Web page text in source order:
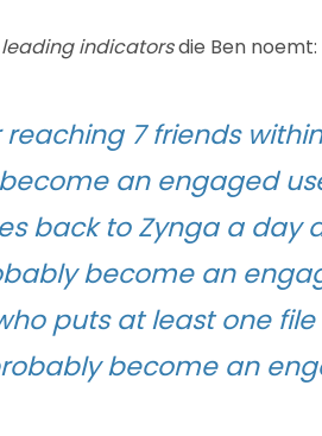
leading indicatorsdie Ben noemt:
7 friends
an engaged
back to Zynga a day
become an
puts at least one
become an